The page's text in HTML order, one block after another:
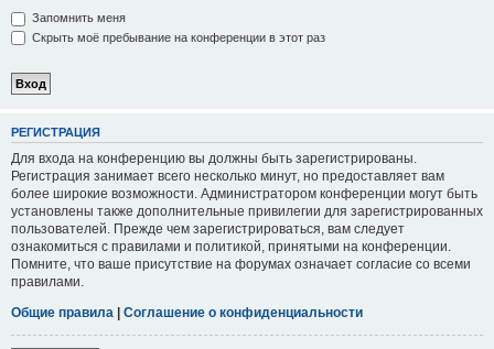
Запомнить меня
Скрыть моё пребывание на конференции в этот раз
РЕГИСТРАЦИЯ
Для входа на конференцию вы должны быть зарегистрированы.
Регистрация занимает всего несколько минут, но предоставляет вам
более широкие возможности. Администратором конференции могут быть
установлены также дополнительные привилегии для зарегистрированных
пользователей. Прежде чем зарегистрироваться, вам следует
ознакомиться с правилами и политикой, принятыми на конференции.
Помните, что ваше присутствие на форумах означает согласие со всеми
правилами.
Общие правила | Соглашение о конфиденциальности